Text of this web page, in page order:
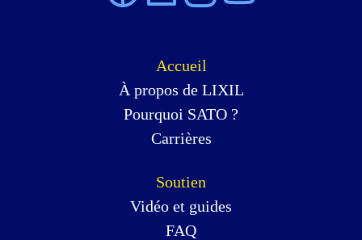
Accueil
À propos de LIXIL
Pourquoi SATO ?
Carrières
Soutien
Vidéo et guides
FAQ